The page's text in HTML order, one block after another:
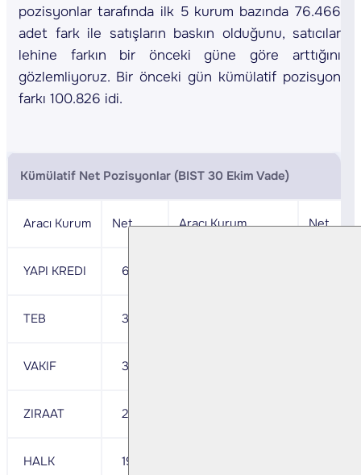
pozisyonlar tarafında ilk 5 kurum bazında 76.466
adet fark ile satışların baskın olduğunu, satıcılar
lehine farkın bir önceki güne göre arttığını
gözlemliyoruz. Bir önceki gün kümülatif pozisyon
farkı 100.826 idi.
Kümülatif Net Pozisyonlar (BIST 30 Ekim Vade)
Aracı Kurum Net Aracı Kurum Net
YAPI KREDI 64,289
TEB 37,757
VAKIF 32,678
ZIRAAT 20,552
HALK 19,171